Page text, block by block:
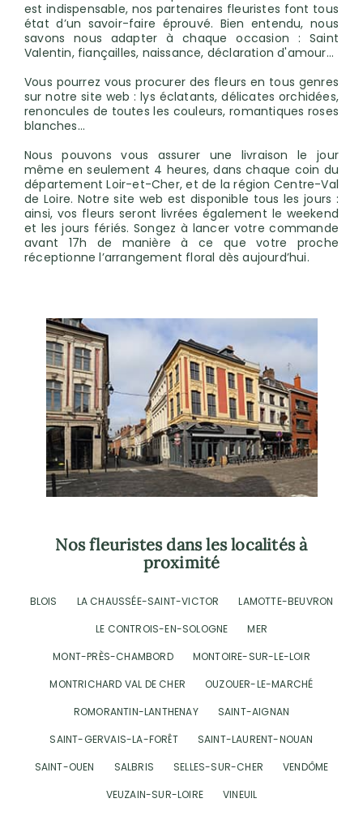
est indispensable, nos partenaires fleuristes font tous
état d’un savoir-faire éprouvé. Bien entendu, nous
savons nous adapter à chaque occasion : Saint
Valentin, fiançailles, naissance, déclaration d'amour…
Vous pourrez vous procurer des fleurs en tous genres
sur notre site web : lys éclatants, délicates orchidées,
renoncules de toutes les couleurs, romantiques roses
blanches...
Nous pouvons vous assurer une livraison le jour
même en seulement 4 heures, dans chaque coin du
département Loir-et-Cher, et de la région Centre-Val
de Loire. Notre site web est disponible tous les jours :
ainsi, vos fleurs seront livrées également le weekend
et les jours fériés. Songez à lancer votre commande
avant 17h de manière à ce que votre proche
réceptionne l’arrangement floral dès aujourd’hui.
Nos fleuristes dans les localités à
proximité
BLOIS LA CHAUSSÉE-SAINT-VICTOR
LAMOTTE-BEUVRON
LE CONTROIS-EN-SOLOGNE
MER
MONT-PRÈS-CHAMBORD
MONTOIRE-SUR-LE-LOIR
MONTRICHARD VAL DE CHER
OUZOUER-LE-MARCHÉ
ROMORANTIN-LANTHENAY
SAINT-AIGNAN
SAINT-GERVAIS-LA-FORÊT
SAINT-LAURENT-NOUAN
SAINT-OUEN
SALBRIS SELLES-SUR-CHER
VENDÔME
VEUZAIN-SUR-LOIRE
VINEUIL